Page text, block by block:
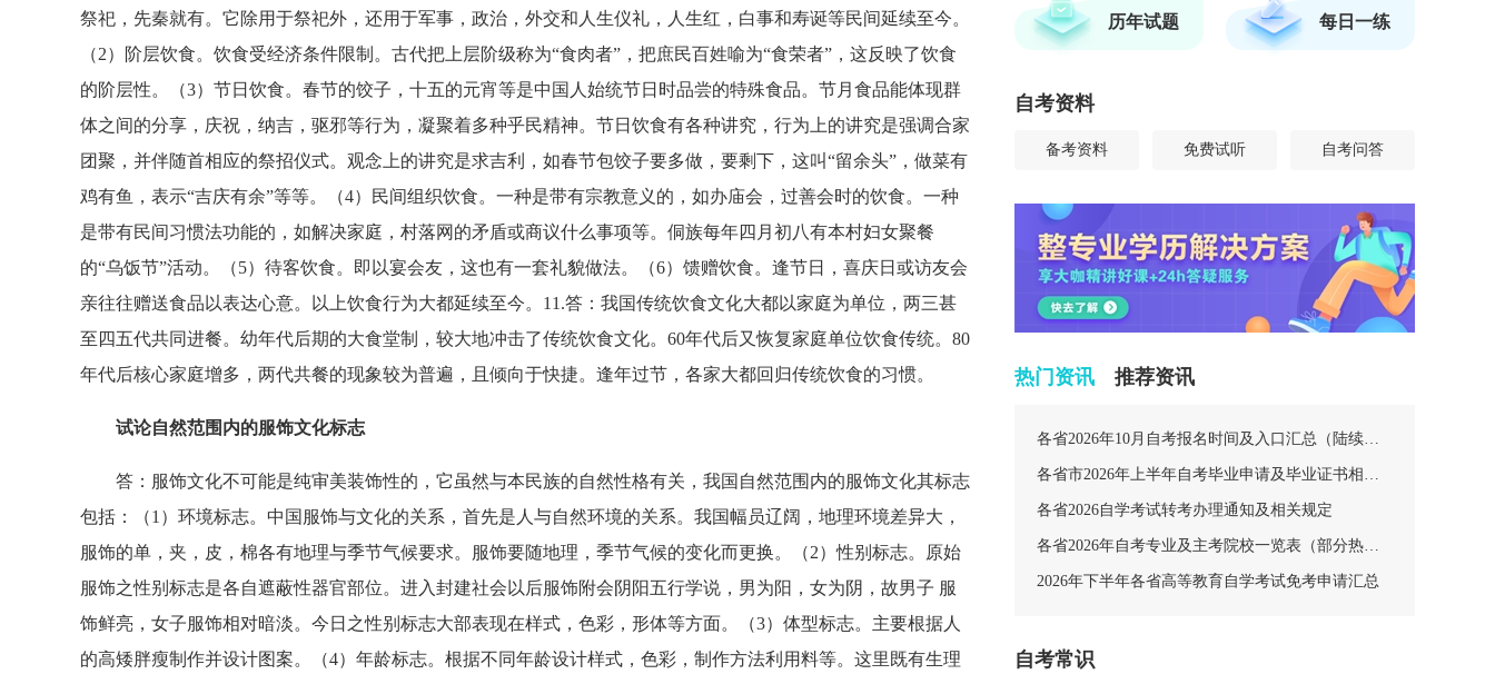
祭祀，先秦就有。它除用于祭祀外，还用于军事，政治，外交和人生仪礼，人生红，白事和寿诞等民间延续至今。
（2）阶层饮食。饮食受经济条件限制。古代把上层阶级称为“食肉者”，把庶民百姓喻为“食荣者”，这反映了饮食
的阶层性。（3）节日饮食。春节的饺子，十五的元宵等是中国人始统节日时品尝的特殊食品。节月食品能体现群
体之间的分享，庆祝，纳吉，驱邪等行为，凝聚着多种乎民精神。节日饮食有各种讲究，行为上的讲究是强调合家
团聚，并伴随首相应的祭招仪式。观念上的讲究是求吉利，如春节包饺子要多做，要剩下，这叫“留余头”，做菜有
鸡有鱼，表示“吉庆有余”等等。（4）民间组织饮食。一种是带有宗教意义的，如办庙会，过善会时的饮食。一种
是带有民间习惯法功能的，如解决家庭，村落网的矛盾或商议什么事项等。侗族每年四月初八有本村妇女聚餐
的“乌饭节”活动。（5）待客饮食。即以宴会友，这也有一套礼貌做法。（6）馈赠饮食。逢节日，喜庆日或访友会
亲往往赠送食品以表达心意。以上饮食行为大都延续至今。11.答：我国传统饮食文化大都以家庭为单位，两三甚
至四五代共同进餐。幼年代后期的大食堂制，较大地冲击了传统饮食文化。60年代后又恢复家庭单位饮食传统。80
年代后核心家庭增多，两代共餐的现象较为普遍，且倾向于快捷。逢年过节，各家大都回归传统饮食的习惯。
试论自然范围内的服饰文化标志
答：服饰文化不可能是纯审美装饰性的，它虽然与本民族的自然性格有关，我国自然范围内的服饰文化其标志
包括：（1）环境标志。中国服饰与文化的关系，首先是人与自然环境的关系。我国幅员辽阔，地理环境差异大，
服饰的单，夹，皮，棉各有地理与季节气候要求。服饰要随地理，季节气候的变化而更换。（2）性别标志。原始
服饰之性别标志是各自遮蔽性器官部位。进入封建社会以后服饰附会阴阳五行学说，男为阳，女为阴，故男子 服
饰鲜亮，女子服饰相对暗淡。今日之性别标志大部表现在样式，色彩，形体等方面。（3）体型标志。主要根据人
的高矮胖瘦制作并设计图案。（4）年龄标志。根据不同年龄设计样式，色彩，制作方法利用料等。这里既有生理
历年试题 每日一练
自考资料
备考资料 免费试听 自考问答
热门资讯
各省2026年10月自考报名时间及入口汇总（陆续更新中）
各省市2026年上半年自考毕业申请及毕业证书相关安排汇总
各省2026自学考试转考办理通知及相关规定
各省2026年自考专业及主考院校一览表（部分热门专业）
2026年下半年各省高等教育自学考试免考申请汇总
推荐资讯
自考常识